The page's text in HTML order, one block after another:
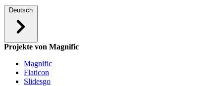
Deutsch
Projekte von Magnific
Magnific
Flaticon
Slidesgo